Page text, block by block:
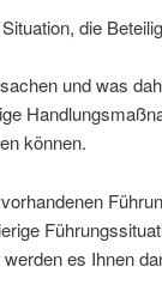
die
und was
können.
es Ihnen